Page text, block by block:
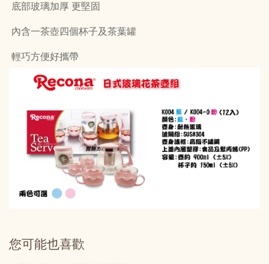
底部玻璃加厚 更堅固
內含一茶壺四個杯子及茶葉罐
輕巧方便好攜帶
您可能也喜歡